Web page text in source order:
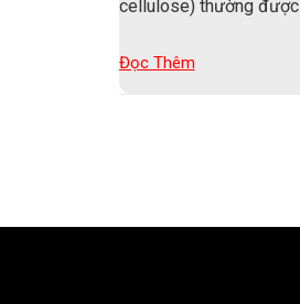
cellulose) thường được
Đọc Thêm